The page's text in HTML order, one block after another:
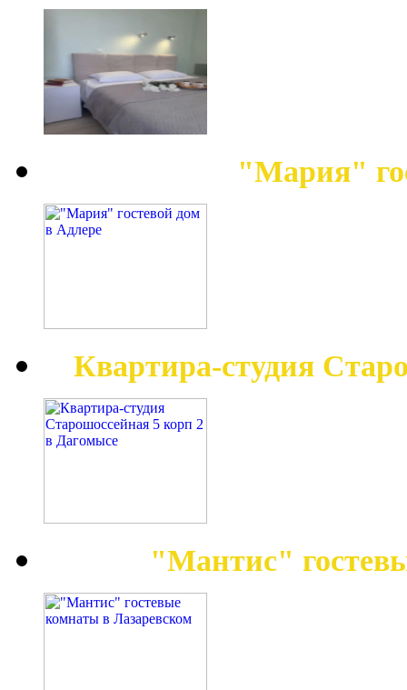
"Мария"
Квартира-студия
"Мантис"